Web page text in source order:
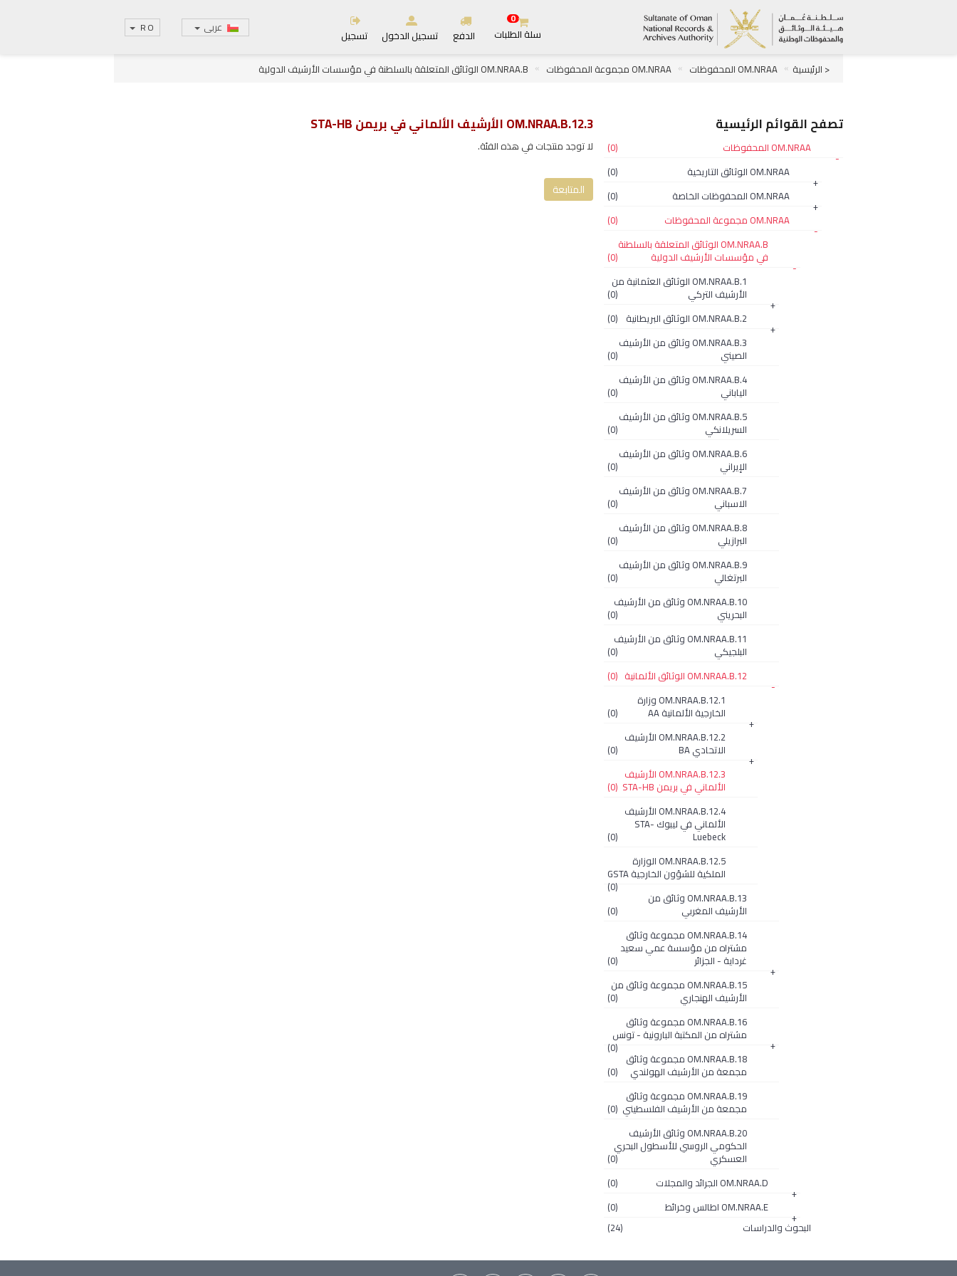
0
سلة الطلبات الدفع تسجيل الدخول تسجيل عربى RO
< الرئيسية OM.NRAA المحفوظات OM.NRAA مجموعة المحفوظات
OM.NRAA.B الوثائق المتعلقة بالسلطنة في مؤسسات الأرشيف الدولية
OM.NRAA.B.12.3 الأرشيف الألماني في بريمن STA-HB
لا توجد منتجات في هذه الفئة.
المتابعة
تصفح القوائم الرئيسية
OM.NRAA المحفوظات (0)
-
OM.NRAA الوثائق التاريخية (0)
+
OM.NRAA المحفوظات الخاصة (0)
+
OM.NRAA مجموعة المحفوظات (0)
-
OM.NRAA.B الوثائق المتعلقة بالسلطنة
في مؤسسات الأرشيف الدولية (0)
-
OM.NRAA.B.1 الوثائق العثمانية من
الأرشيف التركي (0)
+
OM.NRAA.B.2 الوثائق البريطانية (0)
+
OM.NRAA.B.3 وثائق من الأرشيف
الصيني
(0)
OM.NRAA.B.4 وثائق من الأرشيف
الياباني
(0)
OM.NRAA.B.5 وثائق من الأرشيف
السريلانكي
(0)
OM.NRAA.B.6 وثائق من الأرشيف
الإيراني
(0)
OM.NRAA.B.7 وثائق من الأرشيف
الاسباني
(0)
OM.NRAA.B.8 وثائق من الأرشيف
البرازيلي
(0)
OM.NRAA.B.9 وثائق من الأرشيف
البرتغالي
(0)
OM.NRAA.B.10 وثائق من الأرشيف
البحريني
(0)
OM.NRAA.B.11 وثائق من الأرشيف
البلجيكي
(0)
OM.NRAA.B.12 الوثائق الألمانية
(0)
-
OM.NRAA.B.12.1 وزارة
الخارجية الألمانية AA (0)
+
OM.NRAA.B.12.2 الأرشيف
الاتحادي BA (0)
+
OM.NRAA.B.12.3 الأرشيف
الألماني في بريمن STA-HB
(0)
OM.NRAA.B.12.4 الأرشيف
الألماني في ليبوك STA-
Luebeck
(0)
OM.NRAA.B.12.5 الوزارة
الملكية للشؤون الخارجية GSTA
(0)
OM.NRAA.B.13 وثائق من
الأرشيف المغربي
(0)
OM.NRAA.B.14 مجموعة وثائق
مشتراه من مؤسسة عمي سعيد
غرداية - الجزائر (0)
+
OM.NRAA.B.15 مجموعة وثائق من
الأرشيف الهنجاري
(0)
OM.NRAA.B.16 مجموعة وثائق
مشتراه من المكتبة البارونية - تونس
(0) +
OM.NRAA.B.18 مجموعة وثائق
مجمعة من الأرشيف الهولندي
(0)
OM.NRAA.B.19 مجموعة وثائق
مجمعة من الأرشيف الفلسطيني (0)
OM.NRAA.B.20 وثائق الأرشيف
الحكومي الروسي للأسطول البحري
العسكري
(0)
OM.NRAA.D الجرائد والمجلات
(0)
+
OM.NRAA.E اطالس وخرائط (0)
+
البحوث والدراسات (24)